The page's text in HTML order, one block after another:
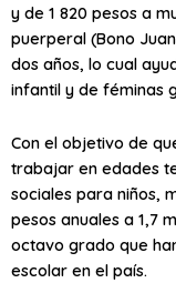
y de 1 820 pesos a
puerperal (Bono
dos años, lo cual
infantil y de féminas
Con el objetivo de
trabajar en edades
sociales para niños,
pesos anuales a 1,7
octavo grado que
escolar en el país.